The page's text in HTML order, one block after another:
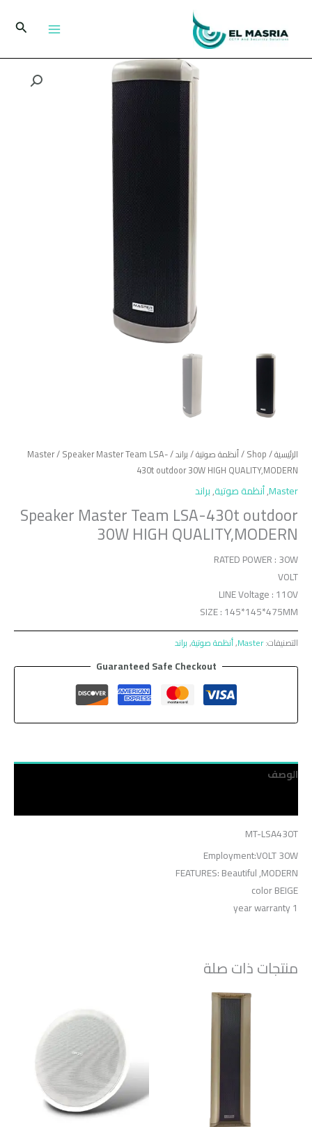
المحتوى
البحث
الرئيسية/
Shop
/أنظمة صوتية/براند/
Master/ Speaker Master Team LSA-
430t outdoor 30W HIGH QUALITY,MODERN
Master
,أنظمة صوتية,براند
Speaker Master Team LSA-430t outdoor
30W HIGH QUALITY,MODERN
RATED POWER : 30W
VOLT
LINE Voltage : 110V
SIZE : 145*145*475MM
التصنيفات:Master
,أنظمة صوتية,براند
Guaranteed Safe Checkout
الوصف
MT-LSA430T
Employment:VOLT 30W
FEATURES: Beautiful ,MODERN
color BEIGE
1 year warranty
منتجات ذات صلة